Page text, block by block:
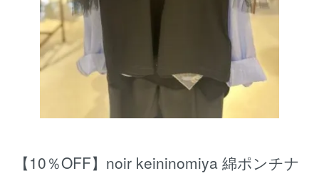
【10％OFF】noir keininomiya 綿ポンチナ